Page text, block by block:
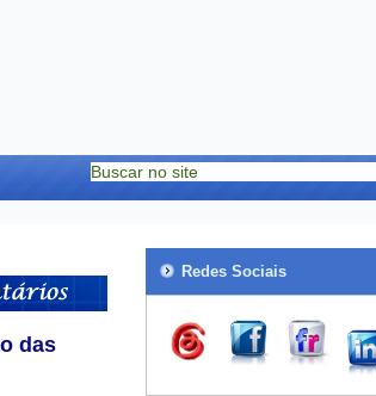
das
Redes Sociais